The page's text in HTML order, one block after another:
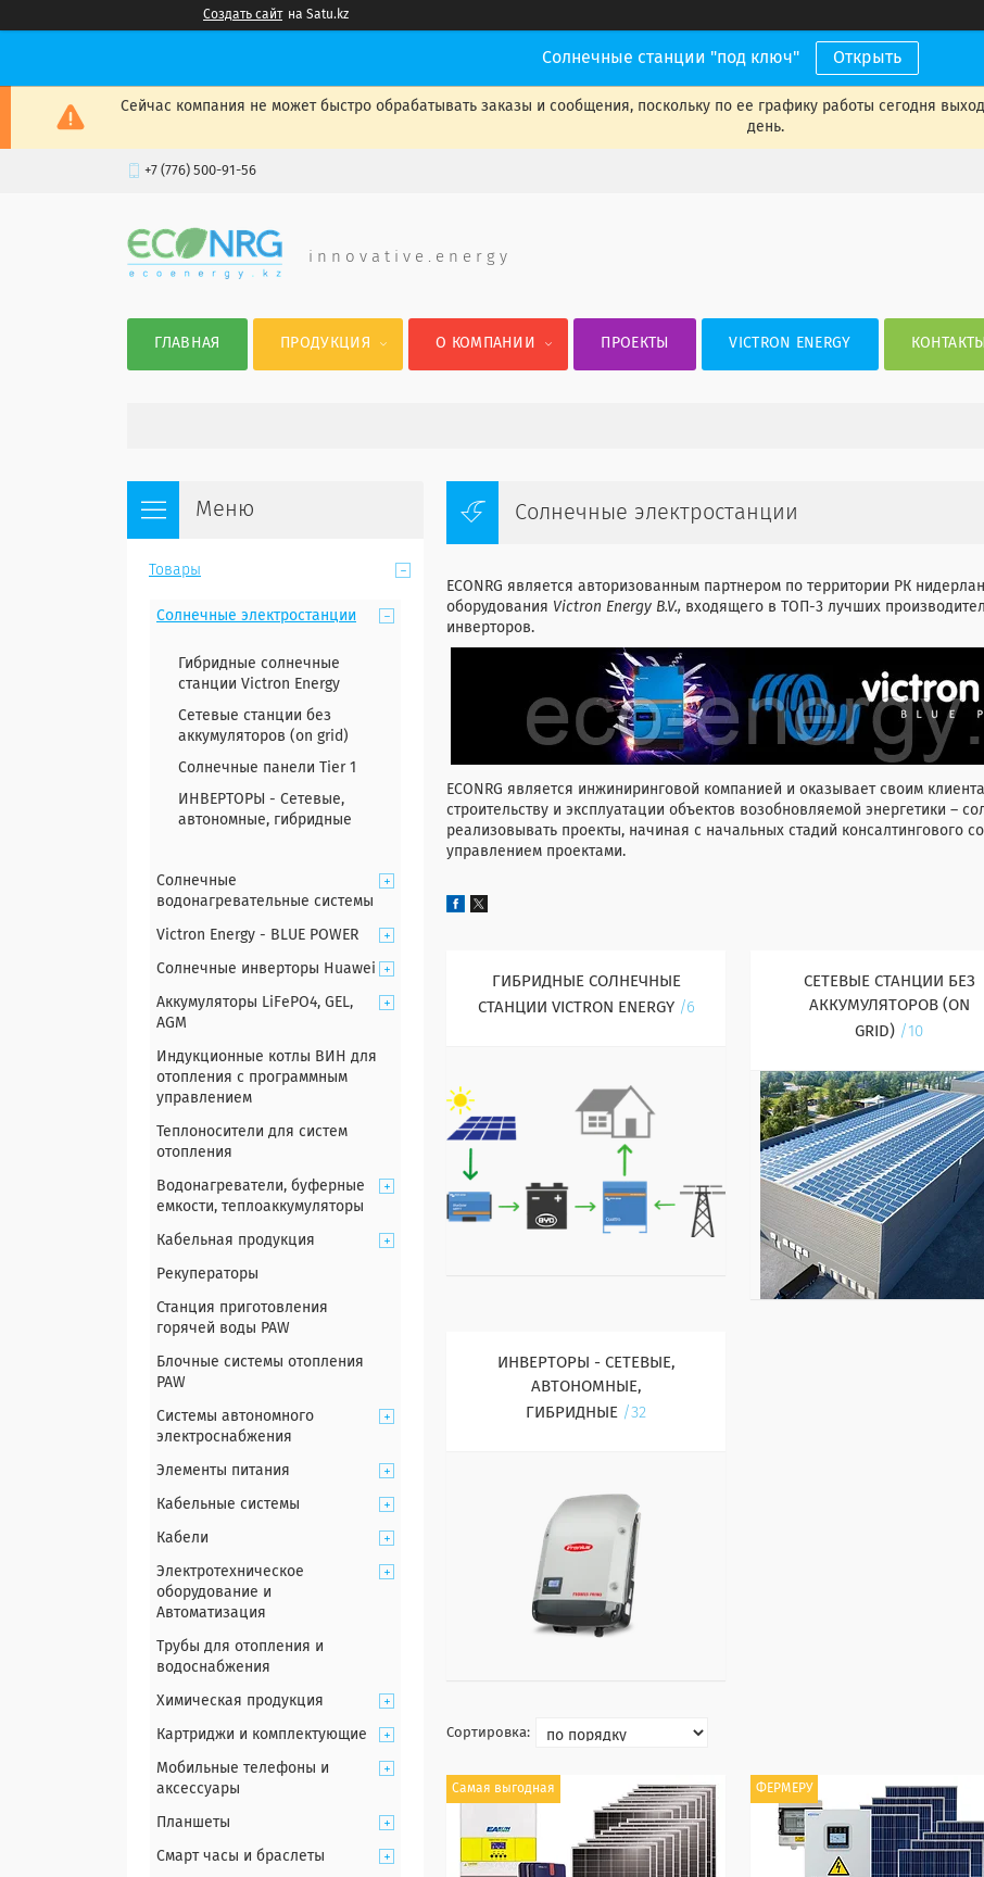
Создать сайт на Satu.kz
Солнечные станции "под ключ" Открыть
Сейчас компания не может быстро обрабатывать заказы и сообщения, поскольку по ее графику работы сегодня
день.
+7 (776) 500-91-56
i n n o v a t i v e . e n e r g y
ГЛАВНАЯ ПРОДУКЦИЯ О КОМПАНИИ ПРОЕКТЫ VICTRON ENERGY КОНТАКТЫ
Солнечные электростанции
ECONRG является авторизованным партнером по территории РК
оборудования Victron Energy B.V., входящего в ТОП-3 лучших
инверторов.
ECONRG является инжиниринговой компанией и оказывает своим
строительству и эксплуатации объектов возобновляемой энергетики –
реализовывать проекты, начиная с начальных стадий консалтингового
управлением проектами.
ГИБРИДНЫЕ СОЛНЕЧНЫЕ
СТАНЦИИ VICTRON ENERGY
6
СЕТЕВЫЕ СТАНЦИИ БЕЗ
АККУМУЛЯТОРОВ (ON
GRID)
10
ИНВЕРТОРЫ - СЕТЕВЫЕ,
АВТОНОМНЫЕ,
ГИБРИДНЫЕ
32
Самая выгодная ФЕРМЕРУ
Товары
Солнечные электростанции
Гибридные солнечные
станции Victron Energy
Сетевые станции без
аккумуляторов (on grid)
Солнечные панели Tier 1
ИНВЕРТОРЫ - Сетевые,
автономные, гибридные
Солнечные
водонагревательные системы
Victron Energy - BLUE POWER
Солнечные инверторы Huawei
Аккумуляторы LiFePO4, GEL,
AGM
Индукционные котлы ВИН для
отопления с программным
управлением
Теплоносители для систем
отопления
Водонагреватели, буферные
емкости, теплоаккумуляторы
Кабельная продукция
Рекуператоры
Станция приготовления
горячей воды PAW
Блочные системы отопления
PAW
Системы автономного
электроснабжения
Элементы питания
Кабельные системы
Кабели
Электротехническое
оборудование и
Автоматизация
Трубы для отопления и
водоснабжения
Химическая продукция
Картриджи и комплектующие
Мобильные телефоны и
аксессуары
Планшеты
Смарт часы и браслеты